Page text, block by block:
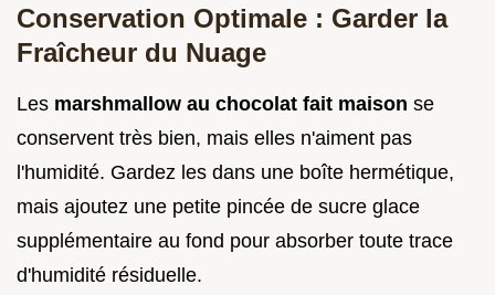
Conservation Optimale : Garder la
Fraîcheur du Nuage
Les marshmallow au chocolat fait maison se
conservent très bien, mais elles n'aiment pas
l'humidité. Gardez les dans une boîte hermétique,
mais ajoutez une petite pincée de sucre glace
supplémentaire au fond pour absorber toute trace
d'humidité résiduelle.